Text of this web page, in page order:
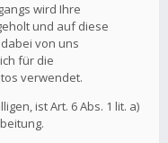
wird Ihre
und auf diese
von uns
für die
verwendet.
ist Art. 6 Abs. 1 lit. a)